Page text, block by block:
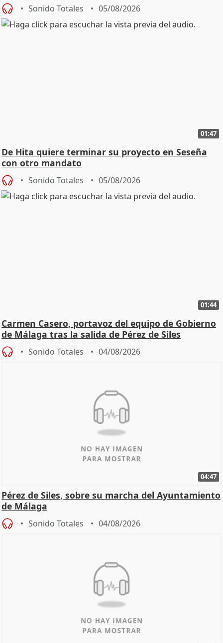
Sonido Totales 05/08/2026
01:47
De Hita quiere terminar su proyecto en Seseña
con otro mandato
Sonido Totales 05/08/2026
01:44
Carmen Casero, portavoz del equipo de Gobierno
de Málaga tras la salida de Pérez de Siles
Sonido Totales 04/08/2026
04:47
Pérez de Siles, sobre su marcha del Ayuntamiento
de Málaga
Sonido Totales 04/08/2026